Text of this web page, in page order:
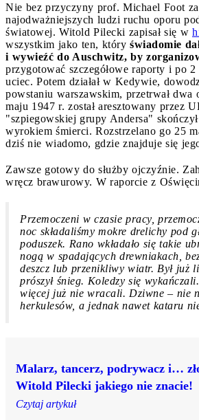
Nie bez przyczyny prof. Michael Foot
najodważniejszych ludzi ruchu oporu
światowej. Witold Pilecki zapisał się w
wszystkim jako ten, który świadomie
i wywieźć do Auschwitz, by
przygotować szczegółowe raporty i po
uciec. Potem działał w Kedywie,
powstaniu warszawskim, przetrwał dwa
maju 1947 r. został aresztowany przez
"szpiegowskiej grupy Andersa"
wyrokiem śmierci. Rozstrzelano go 25
dziś nie wiadomo, gdzie znajduje się
Zawsze gotowy do służby ojczyźnie.
wręcz brawurowy. W raporcie z
Przemoczeni w czasie pracy,
noc składaliśmy mokre drelichy pod
poduszek. Rano wkładało się takie
nogą w spadających drewniakach,
deszcz lub przenikliwy wiatr. Był już
prószył śnieg. Koledzy się
więcej już nie wracali. Dziwne – nie
herkulesów, a jednak nawet kataru
Malarz, tancerz, podrywacz i…
Witold Pilecki jakiego nie znacie!
Czytaj artykuł